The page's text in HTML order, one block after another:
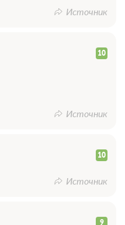
Источник
10
Источник
10
Источник
9